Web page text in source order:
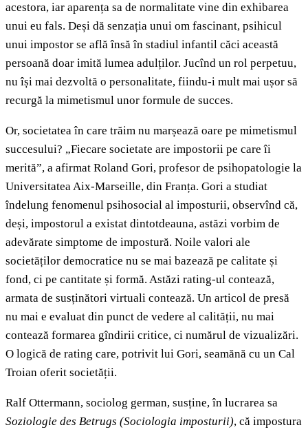
acestora, iar aparența sa de normalitate vine din exhibarea
unui eu fals. Deși dă senzația unui om fascinant, psihicul
unui impostor se află însă în stadiul infantil căci această
persoană doar imită lumea adulților. Jucînd un rol perpetuu,
nu își mai dezvoltă o personalitate, fiindu-i mult mai ușor să
recurgă la mimetismul unor formule de succes.
Or, societatea în care trăim nu marșează oare pe mimetismul
succesului? „Fiecare societate are impostorii pe care îi
merită”, a afirmat Roland Gori, profesor de psihopatologie la
Universitatea Aix-Marseille, din Franța. Gori a studiat
îndelung fenomenul psihosocial al imposturii, observînd că,
deși, impostorul a existat dintotdeauna, astăzi vorbim de
adevărate simptome de impostură. Noile valori ale
societăților democratice nu se mai bazează pe calitate și
fond, ci pe cantitate și formă. Astăzi rating-ul contează,
armata de susținători virtuali contează. Un articol de presă
nu mai e evaluat din punct de vedere al calității, nu mai
contează formarea gîndirii critice, ci numărul de vizualizări.
O logică de rating care, potrivit lui Gori, seamănă cu un Cal
Troian oferit societății.
Ralf Ottermann, sociolog german, susține, în lucrarea sa
Soziologie des Betrugs (Sociologia imposturii), că impostura